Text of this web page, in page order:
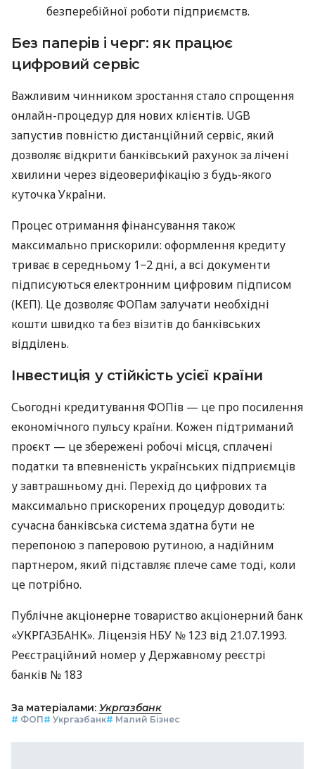
безперебійної роботи підприємств.
Без паперів і черг: як працює
цифровий сервіс
Важливим чинником зростання стало спрощення
онлайн-процедур для нових клієнтів. UGB
запустив повністю дистанційний сервіс, який
дозволяє відкрити банківський рахунок за лічені
хвилини через відеоверифікацію з будь-якого
куточка України.
Процес отримання фінансування також
максимально прискорили: оформлення кредиту
триває в середньому 1−2 дні, а всі документи
підписуються електронним цифровим підписом
(КЕП). Це дозволяє ФОПам залучати необхідні
кошти швидко та без візитів до банківських
відділень.
Інвестиція у стійкість усієї країни
Сьогодні кредитування ФОПів — це про посилення
економічного пульсу країни. Кожен підтриманий
проєкт — це збережені робочі місця, сплачені
податки та впевненість українських підприємців
у завтрашньому дні. Перехід до цифрових та
максимально прискорених процедур доводить:
сучасна банківська система здатна бути не
перепоною з паперовою рутиною, а надійним
партнером, який підставляє плече саме тоді, коли
це потрібно.
Публічне акціонерне товариство акціонерний банк
«УКРГАЗБАНК». Ліцензія НБУ № 123 від 21.07.1993.
Реєстраційний номер у Державному реєстрі
банків № 183
За матеріалами: Укргазбанк
# ФОП# Укргазбанк# Малий Бізнес